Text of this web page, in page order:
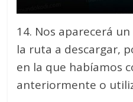
14. Nos aparecerá
la ruta a descargar,
en la que habíamos
anteriormente o